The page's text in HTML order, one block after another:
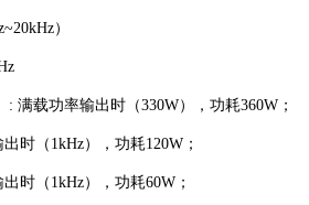
）
满载功率输出时（330W），功耗360W；
），功耗120W；
），功耗60W；